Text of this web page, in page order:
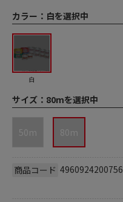
カラー： 白を選択中
白
サイズ： 80mを選択中
50m 80m
商品コード 4960924200756